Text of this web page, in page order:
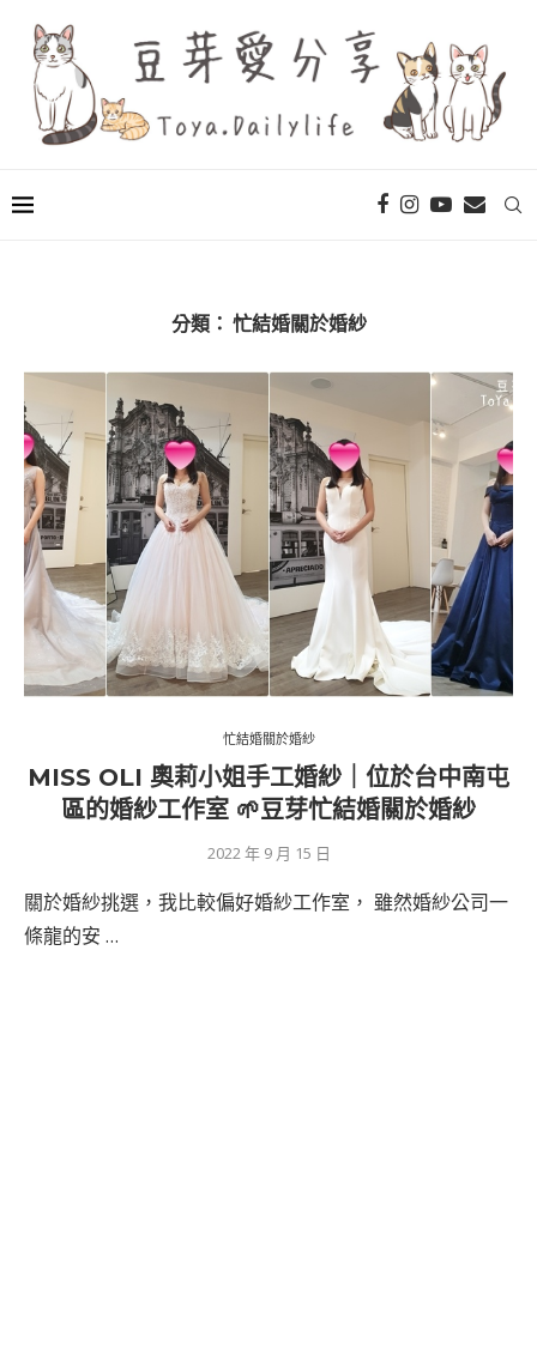
分類： 忙結婚關於婚紗
忙結婚關於婚紗
MISS OLI 奧莉小姐手工婚紗｜位於台中南屯
區的婚紗工作室 🌱豆芽忙結婚關於婚紗
2022 年 9 月 15 日
關於婚紗挑選，我比較偏好婚紗工作室， 雖然婚紗公司一
條龍的安 …